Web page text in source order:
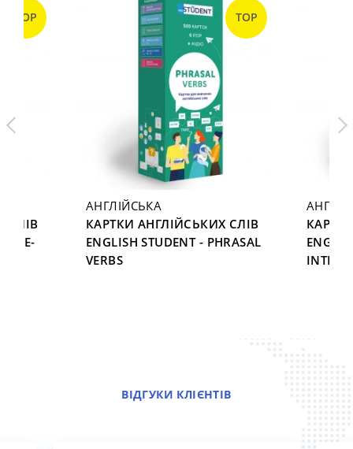
TOP
СЛІВ
TOP
АНГЛІЙСЬКА
КАРТКИ АНГЛІЙСЬКИХ СЛІВ
ENGLISH STUDENT - PHRASAL
VERBS
ВІДГУКИ КЛІЄНТІВ